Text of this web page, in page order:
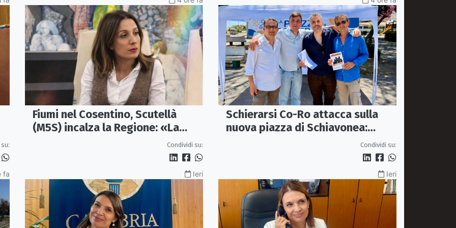
Fiumi nel Cosentino, Scutellà
(M5S) incalza la Regione: «La
prevenzione si faccia prima delle
Condividi su:
Schierarsi Co-Ro attacca sulla
nuova piazza di Schiavonea:
«Bella, ma parcheggi e viabilità
Condividi su:
fa Ieri Ieri